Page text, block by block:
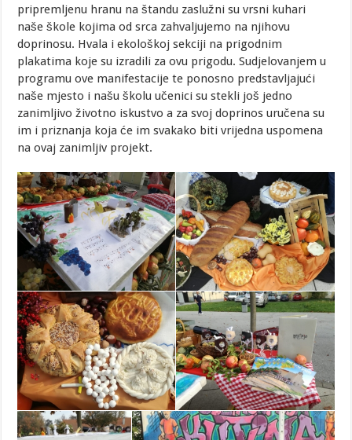
pripremljenu hranu na štandu zaslužni su vrsni kuhari
naše škole kojima od srca zahvaljujemo na njihovu
doprinosu. Hvala i ekološkoj sekciji na prigodnim
plakatima koje su izradili za ovu prigodu. Sudjelovanjem u
programu ove manifestacije te ponosno predstavljajući
naše mjesto i našu školu učenici su stekli još jedno
zanimljivo životno iskustvo a za svoj doprinos uručena su
im i priznanja koja će im svakako biti vrijedna uspomena
na ovaj zanimljiv projekt.